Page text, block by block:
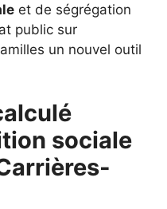
et de ségrégation
public sur
un nouvel outil
sociale